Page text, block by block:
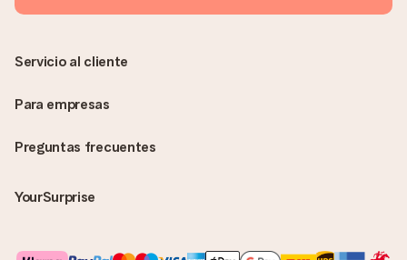
más que su increíble regalo! ¿Quieres que sepa quién se lo
Preguntas frecuentes
YourSurprise
Servicio al cliente
Para empresas